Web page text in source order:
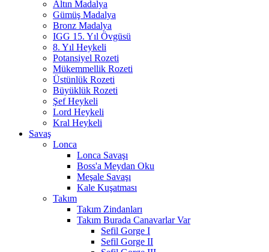
Altın Madalya
Gümüş Madalya
Bronz Madalya
IGG 15. Yıl Övgüsü
8. Yıl Heykeli
Potansiyel Rozeti
Mükemmellik Rozeti
Üstünlük Rozeti
Büyüklük Rozeti
Şef Heykeli
Lord Heykeli
Kral Heykeli
Savaş
Lonca
Lonca Savaşı
Boss'a Meydan Oku
Meşale Savaşı
Kale Kuşatması
Takım
Takım Zindanları
Takım Burada Canavarlar Var
Sefil Gorge I
Sefil Gorge II